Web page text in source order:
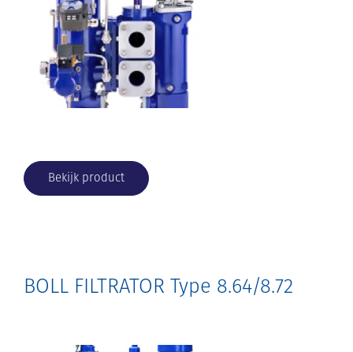
Bekijk product
BOLL FILTRATOR Type 8.64/8.72